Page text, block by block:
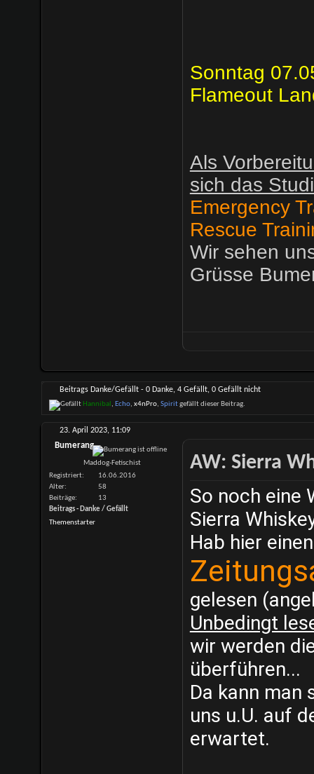
Sonntag
Flameout
Als
sich das
Emergency
Rescue
Wir sehen
Grüsse
Beitrags Danke/Gefällt - 0 Danke, 4 Gefällt, 0 Gefällt nicht
Hannibal, Echo, x4nPro, Spiritgefällt dieser Beitrag.
23. April 2023, 11:09
Bumerang
Maddog-Fetischist
Registriert
16.06.2016
Alter
58
Beiträge
13
Beitrags - Danke / Gefällt
Themenstarter
AW: Sierra
So noch eine
Sierra
Hab hier
gelesen
Unbedingt
wir werden
überführen...
Da kann man
uns u.U. auf
erwartet.